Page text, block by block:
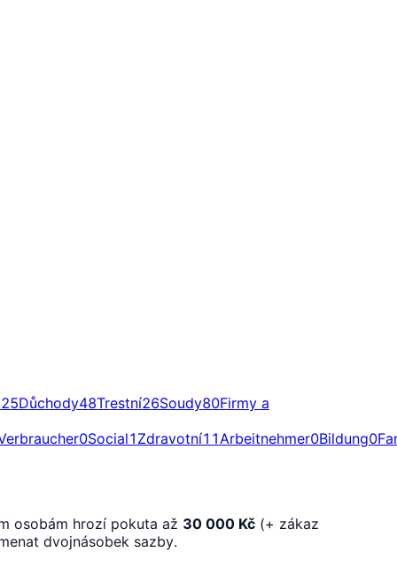
25Důchody48Trestní26Soudy80Firmy a
0Social1 Zdravotní11Arbeitnehmer0Bildung0
osobám hrozí pokuta až 30 000 Kč (+ zákaz
dvojnásobek sazby.